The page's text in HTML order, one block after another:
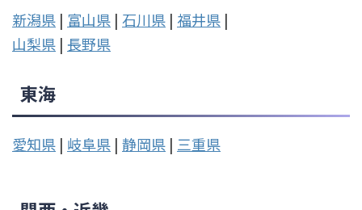
新潟県 | 富山県 | 石川県 | 福井県 |
山梨県 | 長野県
東海
愛知県 | 岐阜県 | 静岡県 | 三重県